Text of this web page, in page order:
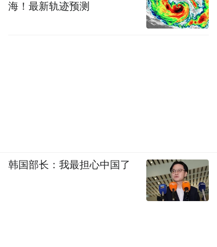
海！最新轨迹预测
韩国部长：我最担心中国了